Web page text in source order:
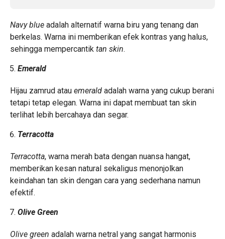
Navy blue adalah alternatif warna biru yang tenang dan
berkelas. Warna ini memberikan efek kontras yang halus,
sehingga mempercantik tan skin.
Emerald
Hijau zamrud atau emerald adalah warna yang cukup berani
tetapi tetap elegan. Warna ini dapat membuat tan skin
terlihat lebih bercahaya dan segar.
Terracotta
Terracotta, warna merah bata dengan nuansa hangat,
memberikan kesan natural sekaligus menonjolkan
keindahan tan skin dengan cara yang sederhana namun
efektif.
Olive Green
Olive green adalah warna netral yang sangat harmonis